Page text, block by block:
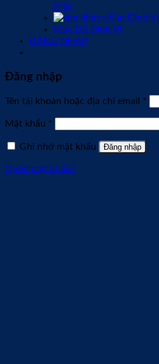
Máy
Sim Định Vị
Máy Dò Định Vị
ĐĂNG NHẬP
Đăng nhập
Tên tài khoản hoặc địa chỉ email *
Mật khẩu *
Ghi nhớ mật khẩu
Đăng nhập
Quên mật khẩu?